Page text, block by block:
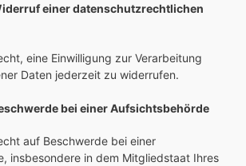
einer datenschutzrechtlichen
eine Einwilligung zur Verarbeitung
Daten jederzeit zu widerrufen.
bei einer Aufsichtsbehörde
auf Beschwerde bei einer
insbesondere in dem Mitgliedstaat Ihres